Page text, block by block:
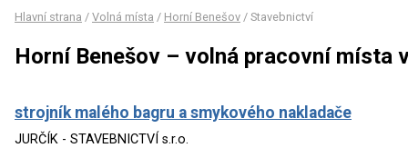
Hlavní strana / Volná místa / Horní Benešov / Stavebnictví
Horní Benešov – volná pracovní místa
strojník malého bagru a smykového nakladače
JURČÍK - STAVEBNICTVÍ s.r.o.